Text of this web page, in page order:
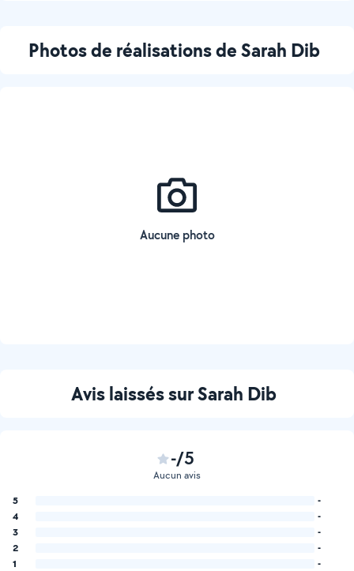
Photos de réalisations de Sarah Dib
Aucune photo
Avis laissés sur Sarah Dib
-/5
Aucun avis
5
-
4
-
3
-
2
-
1
-